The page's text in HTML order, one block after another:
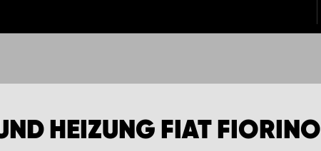
HEIZUNG FIAT FIORINO